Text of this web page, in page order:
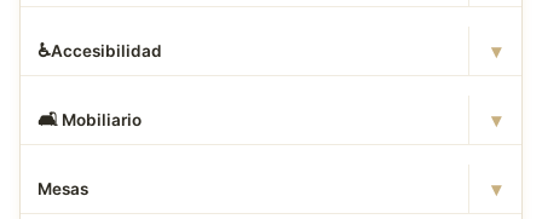
♿Accesibilidad ▾
🛋 ️ Mobiliario ▾
Mesas ▾